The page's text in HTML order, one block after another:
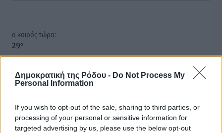
Δημοκρατική της Ρόδου - Do Not Process My
Personal Information
If you wish to opt-out of the sale, sharing to third parties, or
processing of your personal or sensitive information for
targeted advertising by us, please use the below opt-out
o καιρός τώρα:
29°
αίθριος καιρός
81%
16km/h
27 °/28°
06:18